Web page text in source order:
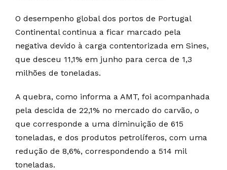
O desempenho global dos portos de Portugal
Continental continua a ficar marcado pela
negativa devido à carga contentorizada em Sines,
que desceu 11,1% em junho para cerca de 1,3
milhões de toneladas.
A quebra, como informa a AMT, foi acompanhada
pela descida de 22,1% no mercado do carvão, o
que corresponde a uma diminuição de 615
toneladas, e dos produtos petrolíferos, com uma
redução de 8,6%, correspondendo a 514 mil
toneladas.